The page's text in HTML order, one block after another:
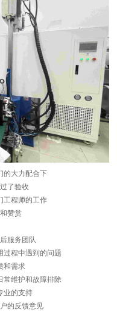
的大力配合下
了验收
工程师的工作
赞赏
服务团队
过程中遇到的问题
和需求
常维护和故障排除
业的支持
的反馈意见